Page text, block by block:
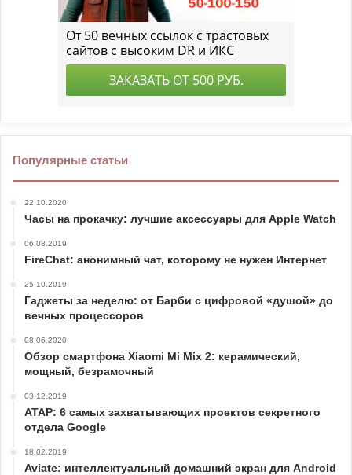
Популярные статьи
22.10.2020
Часы на прокачку: лучшие аксессуары для Apple Watch
06.08.2019
FireChat: анонимный чат, которому не нужен Интернет
25.10.2019
Гаджеты за неделю: от Барби с цифровой «душой» до
вечных процессоров
08.06.2020
Обзор смартфона Xiaomi Mi Mix 2: керамический,
мощный, безрамочный
03.12.2019
ATAP: 6 самых захватывающих проектов секретного
отдела Google
18.02.2019
Aviate: интеллектуальный домашний экран для Android